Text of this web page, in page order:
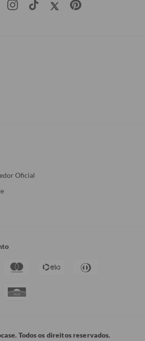
Oficial
Todos os direitos reservados.